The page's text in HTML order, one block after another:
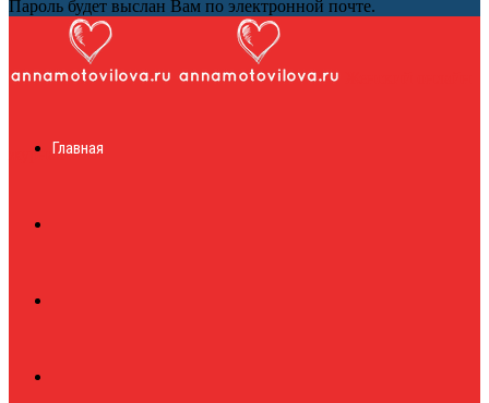
Пароль будет выслан Вам по электронной почте.
журналГлавная